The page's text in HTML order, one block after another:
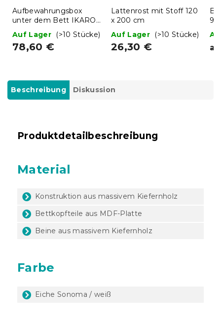
Aufbewahrungsbox
unter dem Bett IKAROS
200 cm, Eiche Sonoma
Auf Lager (>10 Stücke)
78,60 €
Lattenrost mit Stoff 120
x 200 cm
Auf Lager
(>10 Stücke)
26,30 €
90
ab
Beschreibung Diskussion
Produktdetailbeschreibung
Material
Konstruktion aus massivem Kiefernholz
Bettkopfteile aus MDF-Platte
Beine aus massivem Kiefernholz
Farbe
Eiche Sonoma / weiß